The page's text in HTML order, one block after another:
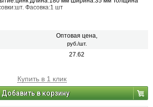
Фасовка:1 шт
Оптовая цена,
руб./шт.
27.62
Купить в 1 клик
Добавить в корзину